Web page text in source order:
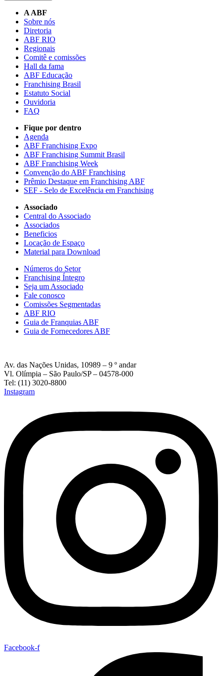
A ABF
Sobre nós
Diretoria
ABF RIO
Regionais
Comitê e comissões
Hall da fama
ABF Educação
Franchising Brasil
Estatuto Social
Ouvidoria
FAQ
Fique por dentro
Agenda
ABF Franchising Expo
ABF Franchising Summit Brasil
ABF Franchising Week
Convenção do ABF Franchising
Prêmio Destaque em Franchising ABF
SEF - Selo de Excelência em Franchising
Associado
Central do Associado
Associados
Beneficios
Locação de Espaço
Material para Download
Números do Setor
Franchising Íntegro
Seja um Associado
Fale conosco
Comissões Segmentadas
ABF RIO
Guia de Franquias ABF
Guia de Fornecedores ABF
Av. das Nações Unidas, 10989 – 9 º andar
Vl. Olímpia – São Paulo/SP – 04578-000
Tel: (11) 3020-8800
Instagram
Facebook-f